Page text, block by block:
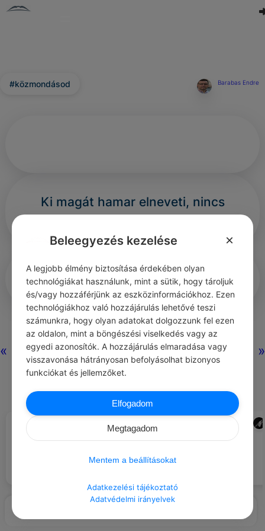
« »
#közmondásod Barabas Endre
Ki magát hamar elneveti, nincs
237
Nincs még hozzászólás.
#IDÉZETEK ÉLET
Érdekes, hogy a fiatal költők
másra sem gondolnak, csak a
pedig csak a lányokon jár az
ADMIN
Nézz végig egy naplementét!
Beleegyezés kezelése ×
A legjobb élmény biztosítása érdekében olyan
technológiákat használunk, mint a sütik, hogy tároljuk
és/vagy hozzáférjünk az eszközinformációkhoz. Ezen
technológiákhoz való hozzájárulás lehetővé teszi
számunkra, hogy olyan adatokat dolgozzunk fel ezen
az oldalon, mint a böngészési viselkedés vagy az
egyedi azonosítók. A hozzájárulás elmaradása vagy
visszavonása hátrányosan befolyásolhat bizonyos
funkciókat és jellemzőket.
Elfogadom
Megtagadom
Mentem a beállításokat
Adatkezelési tájékoztató
Adatvédelmi irányelvek